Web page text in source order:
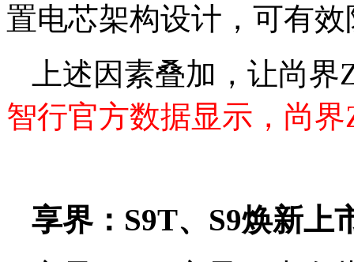
置电芯架构设计，可有
上述因素叠加，让尚
智行官方数据显示，尚
享界： S9T、S9焕新上